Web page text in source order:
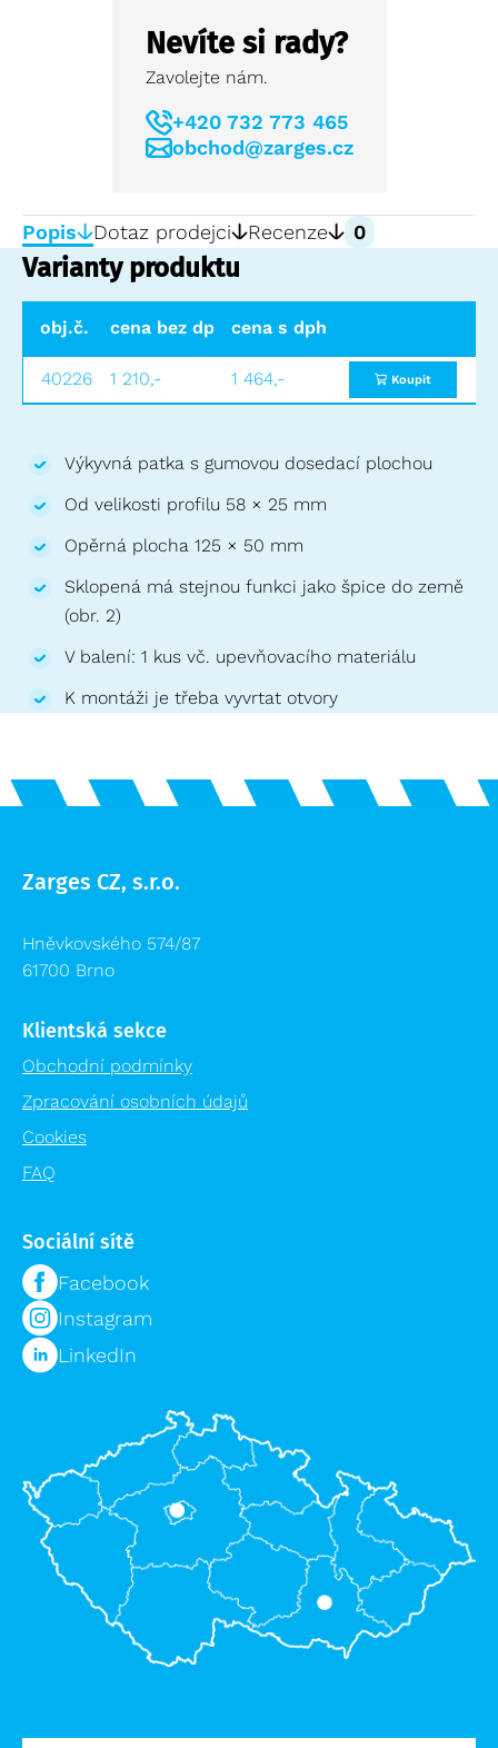
Nevíte si rady?
Zavolejte nám.
+420 732 773 465
obchod@zarges.cz
Popis Dotaz prodejci Recenze 0
Varianty produktu
obj.č. cena bez dph cena s dph
40226 1 210,- 1 464,- Koupit
Výkyvná patka s gumovou dosedací plochou
Od velikosti profilu 58 × 25 mm
Opěrná plocha 125 × 50 mm
Sklopená má stejnou funkci jako špice do země
(obr. 2)
V balení: 1 kus vč. upevňovacího materiálu
K montáži je třeba vyvrtat otvory
Zarges CZ, s.r.o.
Hněvkovského 574/87
61700 Brno
Klientská sekce
Obchodní podmínky
Zpracování osobních údajů
Cookies
FAQ
Sociální sítě
Facebook
Instagram
LinkedIn